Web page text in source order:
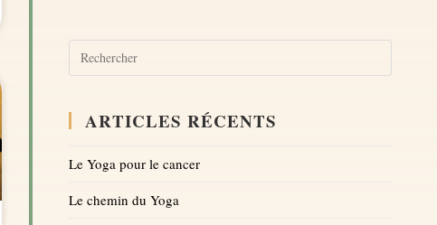
ARTICLES RÉCENTS
Le Yoga pour le cancer
Le chemin du Yoga